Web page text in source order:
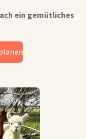
ein gemütliches